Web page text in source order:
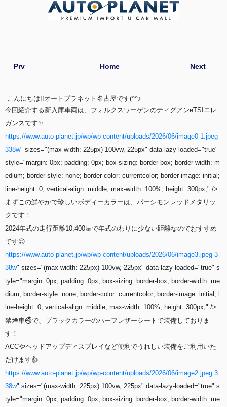
Next
Prv Home
こんにちは!!オートプラネット名古屋です(^^♪
今回紹介する新入庫車両は、フォルクスワーゲンのティグアンeTSIエレ
ガンスです✨
https://www.auto-planet.jp/wp/wp-content/uploads/2026/06/image0-1.jpeg
338w" sizes="(max-width: 225px) 100vw, 225px" data-lazy-loaded="true"
style="margin: 0px; padding: 0px; box-sizing: border-box; border-width: m
edium; border-style: none; border-color: currentcolor; border-image: initial;
line-height: 0; vertical-align: middle; max-width: 100%; height: 300px;" />
まずこの鮮やかで珍しいボディーカラーは、パーシモンレッドメタリッ
クです！
2024年式の走行距離10,400㎞で年式のわりに少ない距離なのでおすすめ
です😊
https://www.auto-planet.jp/wp/wp-content/uploads/2026/06/image3.jpeg 3
38w" sizes="(max-width: 225px) 100vw, 225px" data-lazy-loaded="true" s
tyle="margin: 0px; padding: 0px; box-sizing: border-box; border-width: me
dium; border-style: none; border-color: currentcolor; border-image: initial; l
ine-height: 0; vertical-align: middle; max-width: 100%; height: 300px;" />
禁煙車🚭で、ブラックカラーのハーフレザーシートで装備しておりま
す！
ACCやヘッドアップディスプレイなど便利でうれしい装備をご利用いた
だけます👍
https://www.auto-planet.jp/wp/wp-content/uploads/2026/06/image2.jpeg 3
38w" sizes="(max-width: 225px) 100vw, 225px" data-lazy-loaded="true" s
tyle="margin: 0px; padding: 0px; box-sizing: border-box; border-width: me